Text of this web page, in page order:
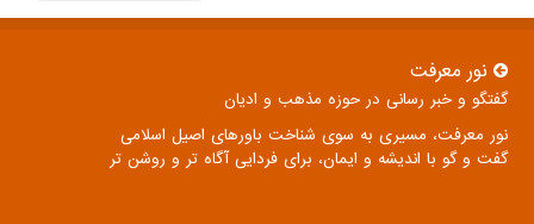
نور معرفت
گفتگو و خبر رسانی در حوزه مذهب و ادیان
نور معرفت، مسیری به سوی شناخت باورهای اصیل اسلامی
گفت و گو با اندیشه و ایمان، برای فردایی آگاه تر و روشن تر